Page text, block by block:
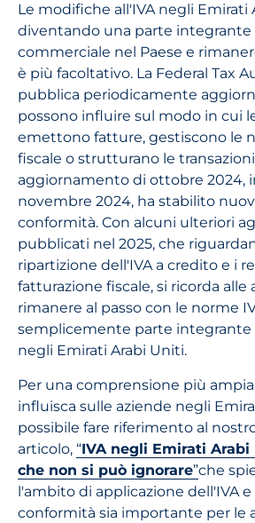
Le modifiche all'IVA negli Emirati
diventando una parte
commerciale nel Paese e
è più facoltativo. La Federal Tax
pubblica periodicamente
possono influire sul modo in cui
emettono fatture, gestiscono le
fiscale o strutturano le
aggiornamento di ottobre 2024,
novembre 2024, ha stabilito
conformità. Con alcuni ulteriori
pubblicati nel 2025, che
ripartizione dell'IVA a credito e i
fatturazione fiscale, si ricorda alle
rimanere al passo con le norme
semplicemente parte integrante
negli Emirati Arabi Uniti.
Per una comprensione più
influisca sulle aziende negli
possibile fare riferimento al
articolo, “IVA negli Emirati
che non si può ignorare”che
l'ambito di applicazione dell'IVA e
conformità sia importante per le